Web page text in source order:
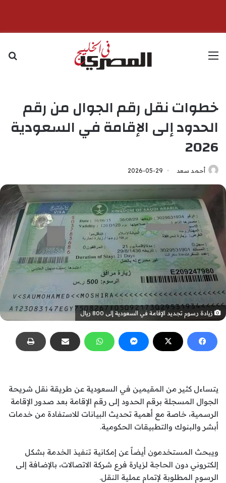
القائمة
خطوات نقل رقم الجوال من رقم
الحدود إلى الإقامة في السعودية
2026
أحمد سعد 2026-05-29
زيادة رسوم تجديد الإقامة في السعودية إلى 800 ريال
يتساءل كثير من المقيمين في السعودية عن طريقة نقل شريحة
الجوال المسجلة برقم الحدود إلى رقم الإقامة بعد صدور الإقامة
الرسمية، خاصة مع أهمية تحديث البيانات للاستفادة من خدمات
أبشر والبنوك والتطبيقات الحكومية.
ويبحث المستخدمون أيضاً عن إمكانية تنفيذ الخدمة بشكل
إلكتروني دون الحاجة لزيارة فرع شركة الاتصالات، بالإضافة إلى
الرسوم المطلوبة لإتمام عملية النقل.